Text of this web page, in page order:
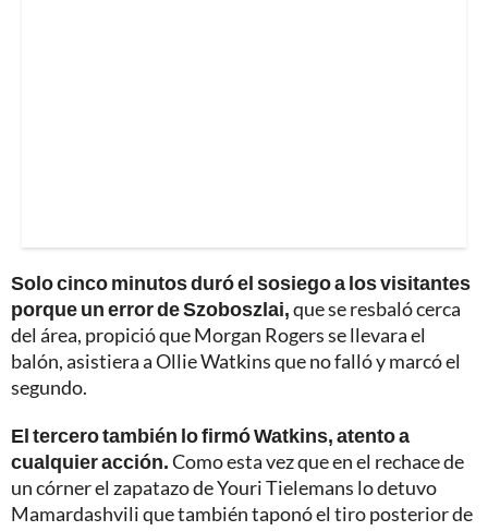
Solo cinco minutos duró el sosiego a los visitantes
porque un error de Szoboszlai,que se resbaló cerca
del área, propició que Morgan Rogers se llevara el
balón, asistiera a Ollie Watkins que no falló y marcó el
segundo.
El tercero también lo firmó Watkins, atento a
cualquier acción.Como esta vez que en el rechace de
un córner el zapatazo de Youri Tielemans lo detuvo
Mamardashvili que también taponó el tiro posterior de